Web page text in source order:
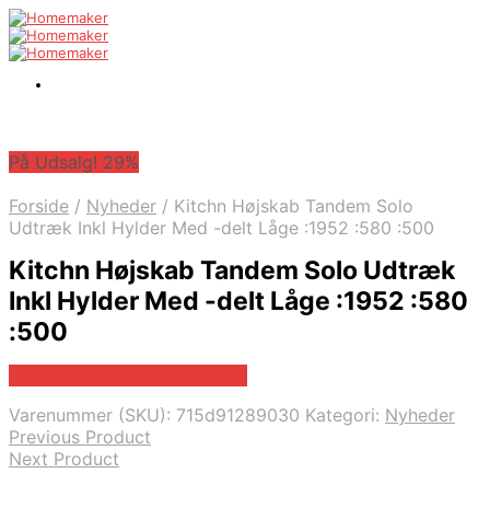
På Udsalg! 29%
Forside / Nyheder / Kitchn Højskab Tandem Solo
Udtræk Inkl Hylder Med -delt Låge :1952 :580 :500
Kitchn Højskab Tandem Solo Udtræk
Inkl Hylder Med -delt Låge :1952 :580
:500
Varenummer (SKU): 715d91289030 Kategori: Nyheder
Previous Product
Next Product